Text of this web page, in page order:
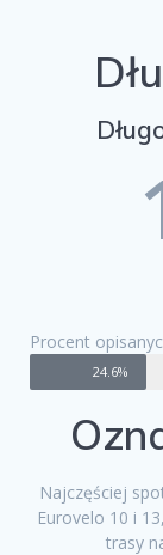
Procent
24.6%
Najczęściej
Eurovelo 10 i
trasy